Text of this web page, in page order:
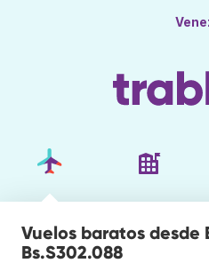
Vuelos baratos desde
Bs.S302.088